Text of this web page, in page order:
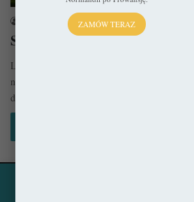
6 lipca 2023
Salem – Polowanie na
Leżące w stanie Massachusetts Salem
niechlubną kartą w historii Stanów
dziwić.…
© Copyright 2014 - 2026, All Rights
Ta strona korzysta z ciasteczek, aby
ZAMÓW TERAZ